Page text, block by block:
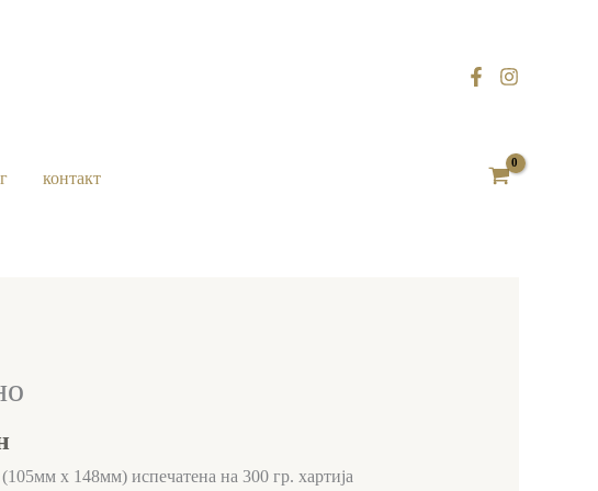
контакт
х 148мм) испечатена на 300 гр. хартија